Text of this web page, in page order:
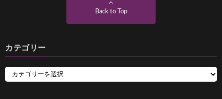
Back to Top
カテゴリー